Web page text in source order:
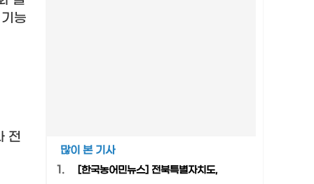
능
전
많이 본 기사
1.
[한국농어민뉴스] 전북특별자치도,